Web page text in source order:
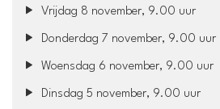
Vrijdag 8 november, 9.00 uur
Donderdag 7 november, 9.00 uur
Woensdag 6 november, 9.00 uur
Dinsdag 5 november, 9.00 uur